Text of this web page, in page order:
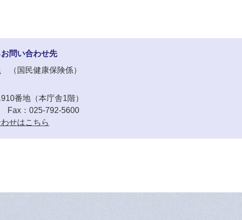
問い合わせ先
国民健康保険係
番地（本庁舎1階）
Fax：025-792-5600
せはこちら